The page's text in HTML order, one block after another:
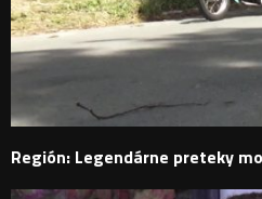
Región: Legendárne preteky